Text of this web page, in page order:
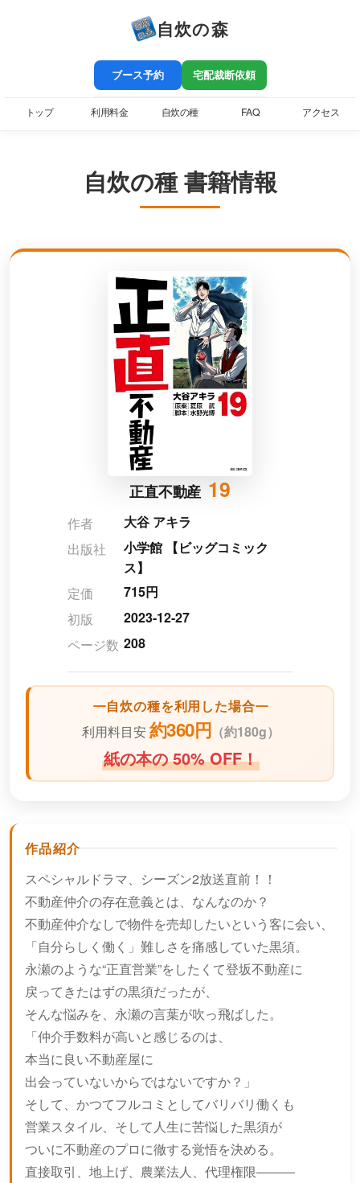
自炊の森
ブース予約 宅配裁断依頼
トップ 利用料金 自炊の種 FAQ アクセス
自炊の種 書籍情報
正直不動産 19
作者
大谷 アキラ
出版社
小学館 【ビッグコミック
ス】
定価
715円
初版
2023-12-27
ページ数 208
自炊の種を利用した場合
利用料目安 約360円 （約180g）
紙の本の 50% OFF！
作品紹介
スペシャルドラマ、シーズン2放送直前！！
不動産仲介の存在意義とは、なんなのか？
不動産仲介なしで物件を売却したいという客に会い、
「自分らしく働く」難しさを痛感していた黒須。
永瀬のような“正直営業”をしたくて登坂不動産に
戻ってきたはずの黒須だったが、
そんな悩みを、永瀬の言葉が吹っ飛ばした。
「仲介手数料が高いと感じるのは、
本当に良い不動産屋に
出会っていないからではないですか？」
そして、かつてフルコミとしてバリバリ働くも
営業スタイル、そして人生に苦悩した黒須が
ついに不動産のプロに徹する覚悟を決める。
直接取引、地上げ、農業法人、代理権限―――